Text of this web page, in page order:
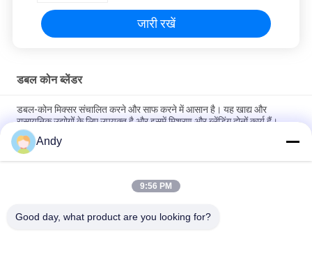
जारी रखें
डबल कोन ब्लेंडर
डबल-कोन मिक्सर संचालित करने और साफ करने में आसान है। यह खाद्य और
रासायनिक उद्योगों के लिए उपयुक्त है और इसमें मिश्रण और ब्लेंडिंग दोनों कार्य हैं।
पाउडर और दानेदार मिश्रण के लिए समायोज्य गति और 100-1500L क्षमता वाला
स्टेनलेस स्टील डबल कोन ब्लेंडर
दवा, रसायन, खाद्य और फ़ीड उत्पादन में पाउडर मिश्रण के लिए अद्वितीय डबल
Andy
9:56 PM
Good day, what product are you looking for?